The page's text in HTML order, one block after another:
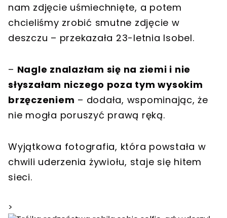
nam zdjęcie uśmiechnięte, a potem
chcieliśmy zrobić smutne zdjęcie w
deszczu – przekazała 23-letnia Isobel.
– Nagle znalazłam się na ziemi i nie
słyszałam niczego poza tym wysokim
brzęczeniem – dodała, wspominając, że
nie mogła poruszyć prawą ręką.
Wyjątkowa fotografia, która powstała w
chwili uderzenia żywiołu, staje się hitem
sieci.
>